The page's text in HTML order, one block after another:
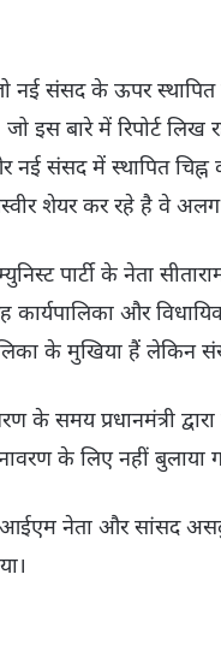
नई संसद के ऊपर स्थापित
जो इस बारे में रिपोर्ट
संसद में स्थापित चिह्न
शेयर कर रहे है वे
पार्टी के नेता
कार्यपालिका और
के मुखिया हैं लेकिन
के समय प्रधानमंत्री
के लिए नहीं बुलाया
नेता और सांसद